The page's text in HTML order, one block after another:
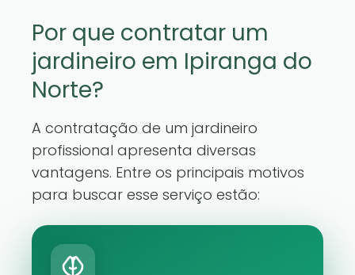
Por que contratar um
jardineiro em Ipiranga do
Norte?
A contratação de um jardineiro
profissional apresenta diversas
vantagens. Entre os principais motivos
para buscar esse serviço estão: